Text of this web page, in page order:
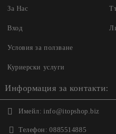
За Нас
Вход
Условия за ползване
Куриерски услуги
Информация за контакти:
Имейл: info@itopshop.biz
Телефон: 0885514885